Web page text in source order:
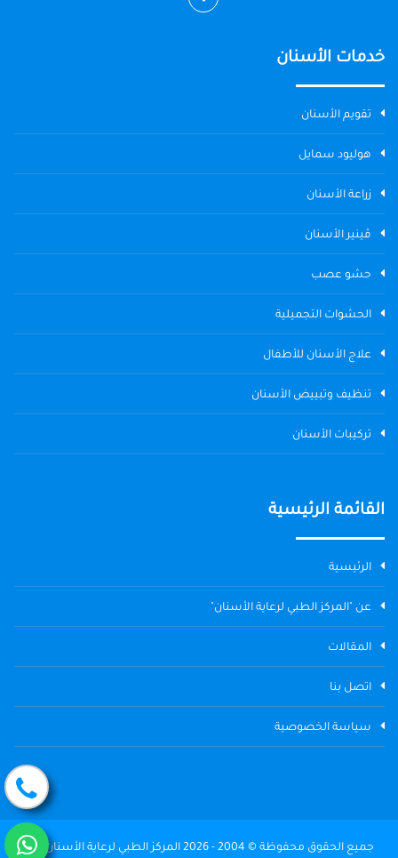
خدمات الأسنان
تقويم الأسنان
هوليود سمايل
زراعة الأسنان
ڤينير الأسنان
حشو عصب
الحشوات التجميلية
علاج الأسنان للأطفال
تنظيف وتبييض الأسنان
تركيبات الأسنان
القائمة الرئيسية
الرئيسية
عن "المركز الطبي لرعاية الأسنان"
المقالات
اتصل بنا
سياسة الخصوصية
جميع الحقوق محفوظة © 2004 - 2026 المركز الطبي لرعاية الأسنان The